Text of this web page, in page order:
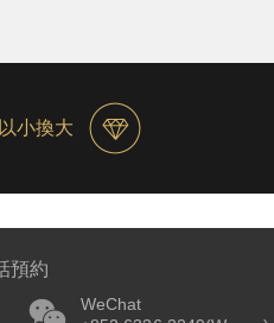
以小換大
預約
WeChat